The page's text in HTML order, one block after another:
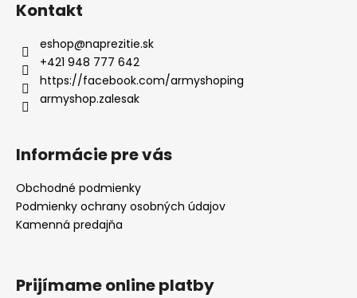
Kontakt
eshop@naprezitie.sk
+421 948 777 642
https://facebook.com/armyshoping
armyshop.zalesak
Informácie pre vás
Obchodné podmienky
Podmienky ochrany osobných údajov
Kamenná predajňa
Prijímame online platby